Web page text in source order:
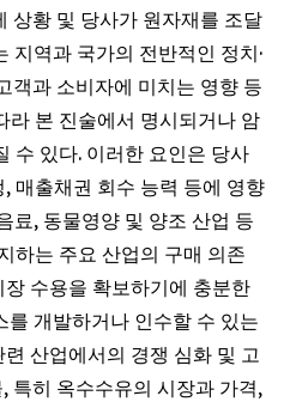
상황 및 당사가 원자재를 조달
지역과 국가의 전반적인 정치·
객과 소비자에 미치는 영향 등
라 본 진술에서 명시되거나 암
수 있다. 이러한 요인은 당사
매출채권 회수 능력 등에 영향
료, 동물영양 및 양조 산업 등
하는 주요 산업의 구매 의존
수용을 확보하기에 충분한
를 개발하거나 인수할 수 있는
산업에서의 경쟁 심화 및 고
특히 옥수수유의 시장과 가격,